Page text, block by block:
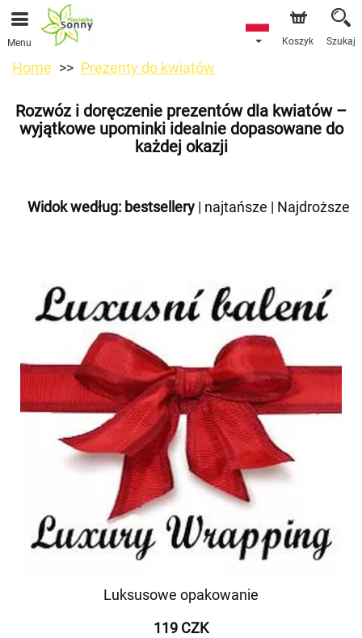
Menu Koszyk Szukaj
Home Prezenty do kwiatów
Rozwóz i doręczenie prezentów dla kwiatów –
wyjątkowe upominki idealnie dopasowane do
każdej okazji
Widok według: bestsellery | najtańsze | Najdroższe
Luksusowe opakowanie
119 CZK